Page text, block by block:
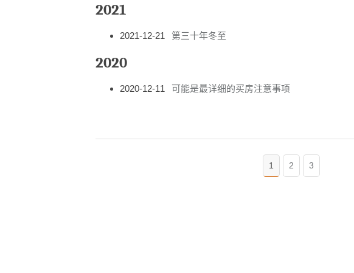
2021
2021-12-21 第三十年冬至
2020
2020-12-11 可能是最详细的买房注意事项
1 2 3